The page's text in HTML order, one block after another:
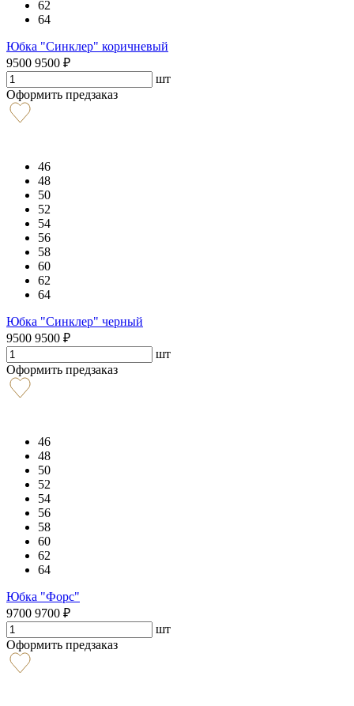
62
64
Юбка "Синклер" коричневый
9500 9500 ₽
шт
Оформить предзаказ
46
48
50
52
54
56
58
60
62
64
Юбка "Синклер" черный
9500 9500 ₽
шт
Оформить предзаказ
46
48
50
52
54
56
58
60
62
64
Юбка "Форс"
9700 9700 ₽
шт
Оформить предзаказ